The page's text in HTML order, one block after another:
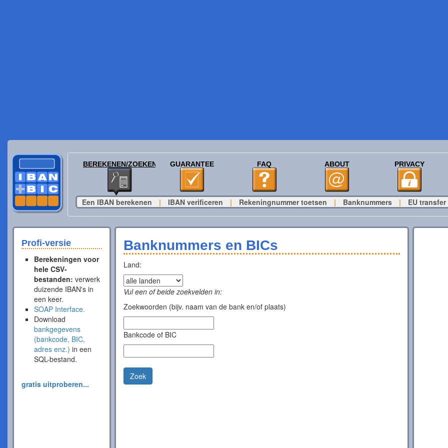
BEREKENEN/ZOEKEN GUARANTEE FAQ ABOUT PRIVACY
Een IBAN berekenen | IBAN verificeren | Rekeningnummer toetsen | Banknummers | EU transfer
Profi-versie
Berekeningen voor
hele CSV-
bestanden: verwerk
duizende IBAN's in
een keer.
SOAP Interface.
Download
bankgegevens
(bankcode, BIC,
adres enz.) in een
SQL-bestand.
gratis uitproberen...
Banknummers en BICs
Land:
Vul een of beide zoekvelden in:
Zoekwoorden (bijv. naam van de bank en/of plaats)
Bankcode of BIC
Zoek